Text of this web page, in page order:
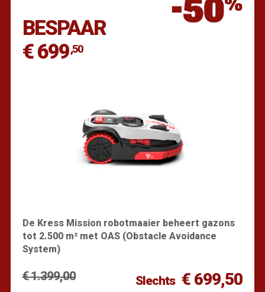
BESPAAR
€ 699,50
De Kress Mission robotmaaier beheert gazons
tot 2.500 m² met OAS (Obstacle Avoidance
System)
€ 1.399,00 Slechts € 699,50